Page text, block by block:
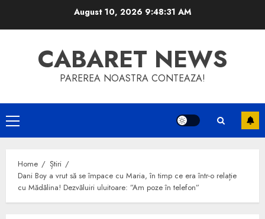
August 10, 2026 9:48:31 AM
CABARET NEWS
PAREREA NOASTRA CONTEAZA!
Primary
Menu
Home
Știri
Dani Boy a vrut să se împace cu Maria, în timp ce era într-o relație
cu Mădălina! Dezvăluiri uluitoare: ”Am poze în telefon”